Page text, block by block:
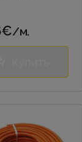
/м.